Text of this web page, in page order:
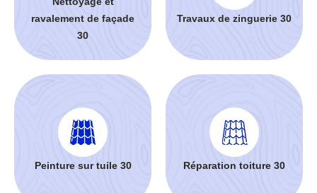
ravalement de façade
30
Travaux de zinguerie 30
Peinture sur tuile 30 Réparation toiture 30